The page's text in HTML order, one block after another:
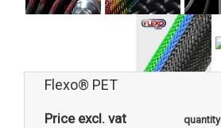
Flexo® PET
Price excl. vat quantity